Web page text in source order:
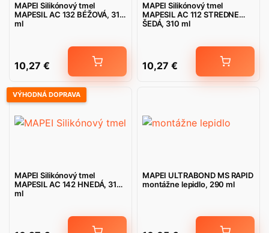
MAPEI Silikónový tmel
MAPESIL AC 132 BÉŽOVÁ, 310
ml
10,27 €
MAPEI Silikónový tmel
MAPESIL AC 112 STREDNE
ŠEDÁ, 310 ml
10,27 €
VÝHODNÁ DOPRAVA
MAPEI Silikónový tmel
MAPESIL AC 142 HNEDÁ, 310
ml
MAPEI ULTRABOND MS RAPID
montážne lepidlo, 290 ml